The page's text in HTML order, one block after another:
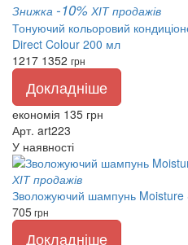
Знижка -10% ХІТ продажів
Тонуючий кольоровий
Direct Colour 200 мл
1217 1352 грн
Докладніше
економія 135 грн
Арт. art223
У наявності
ХІТ продажів
Зволожуючий шампунь Moisture
705грн
Докладніше